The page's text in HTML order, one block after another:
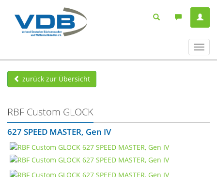
ein-/
zurück zur Übersicht
RBF Custom GLOCK
627 SPEED MASTER, Gen IV